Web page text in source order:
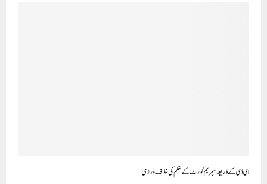
ای ڈی کے ذریعہ سپریم کورٹ کے حکم کی خلاف ورزی